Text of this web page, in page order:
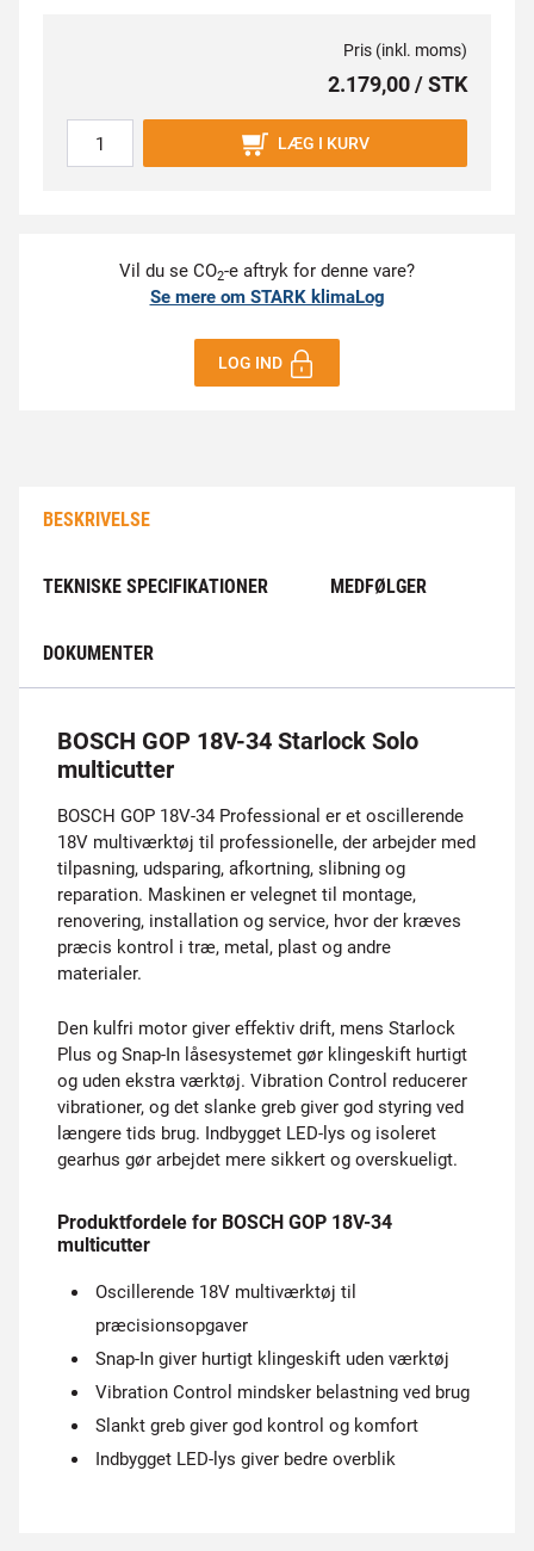
Pris (inkl. moms)
2.179,00 / STK
LÆG I KURV
Vil du se CO2-e aftryk for denne vare?
Se mere om STARK klimaLog
LOG IND
BESKRIVELSE
TEKNISKE SPECIFIKATIONER MEDFØLGER
DOKUMENTER
BOSCH GOP 18V-34 Starlock Solo
multicutter
BOSCH GOP 18V-34 Professional er et oscillerende
18V multiværktøj til professionelle, der arbejder med
tilpasning, udsparing, afkortning, slibning og
reparation. Maskinen er velegnet til montage,
renovering, installation og service, hvor der kræves
præcis kontrol i træ, metal, plast og andre
materialer.
Den kulfri motor giver effektiv drift, mens Starlock
Plus og Snap-In låsesystemet gør klingeskift hurtigt
og uden ekstra værktøj. Vibration Control reducerer
vibrationer, og det slanke greb giver god styring ved
længere tids brug. Indbygget LED-lys og isoleret
gearhus gør arbejdet mere sikkert og overskueligt.
Produktfordele for BOSCH GOP 18V-34
multicutter
Oscillerende 18V multiværktøj til
præcisionsopgaver
Snap-In giver hurtigt klingeskift uden værktøj
Vibration Control mindsker belastning ved brug
Slankt greb giver god kontrol og komfort
Indbygget LED-lys giver bedre overblik